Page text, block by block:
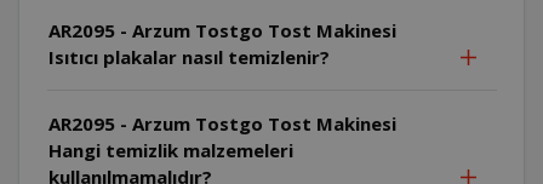
AR2095 - Arzum Tostgo Tost Makinesi
Isıtıcı plakalar nasıl temizlenir?
AR2095 - Arzum Tostgo Tost Makinesi
Hangi temizlik malzemeleri
kullanılmamalıdır?